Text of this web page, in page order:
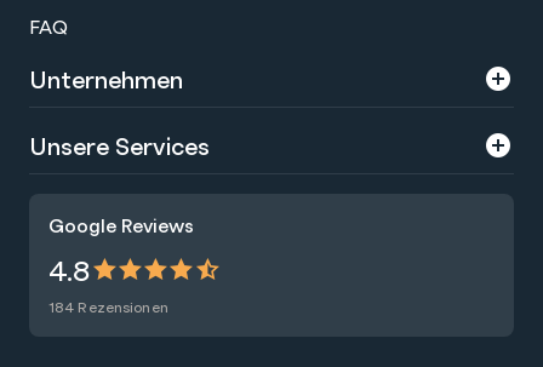
Google Reviews
4.8
184 Rezensionen
FAQ
Unternehmen
Über uns
Presse
Nachhaltigkeit
Blog
Unsere Services